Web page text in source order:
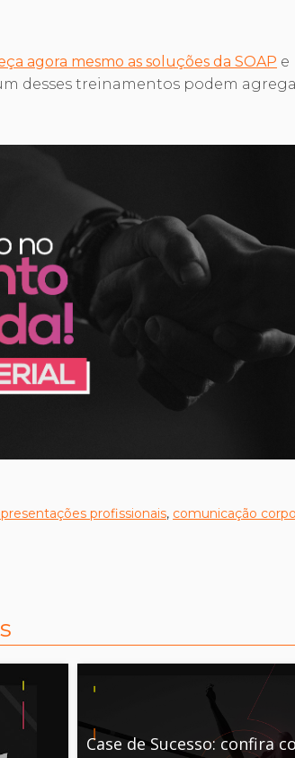
agora mesmo as soluções da SOAP e
desses treinamentos podem
profissionais, comunicação
Case de Sucesso: confira